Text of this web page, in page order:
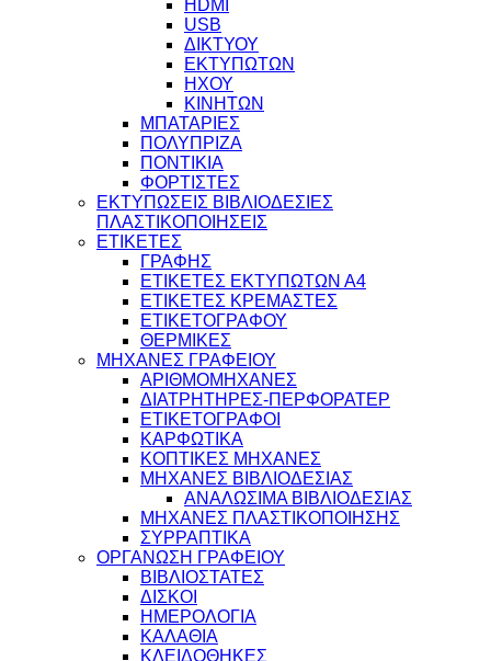
HDMI
USB
ΔΙΚΤΥΟΥ
ΕΚΤΥΠΩΤΩΝ
ΗΧΟΥ
ΚΙΝΗΤΩΝ
ΜΠΑΤΑΡΙΕΣ
ΠΟΛΥΠΡΙΖΑ
ΠΟΝΤΙΚΙΑ
ΦΟΡΤΙΣΤΕΣ
ΕΚΤΥΠΩΣΕΙΣ ΒΙΒΛΙΟΔΕΣΙΕΣ
ΠΛΑΣΤΙΚΟΠΟΙΗΣΕΙΣ
ΕΤΙΚΕΤΕΣ
ΓΡΑΦΗΣ
ΕΤΙΚΕΤΕΣ ΕΚΤΥΠΩΤΩΝ Α4
ΕΤΙΚΕΤΕΣ ΚΡΕΜΑΣΤΕΣ
ΕΤΙΚΕΤΟΓΡΑΦΟΥ
ΘΕΡΜΙΚΕΣ
ΜΗΧΑΝΕΣ ΓΡΑΦΕΙΟΥ
ΑΡΙΘΜΟΜΗΧΑΝΕΣ
ΔΙΑΤΡΗΤΗΡΕΣ-ΠΕΡΦΟΡΑΤΕΡ
ΕΤΙΚΕΤΟΓΡΑΦΟΙ
ΚΑΡΦΩΤΙΚΑ
ΚΟΠΤΙΚΕΣ ΜΗΧΑΝΕΣ
ΜΗΧΑΝΕΣ ΒΙΒΛΙΟΔΕΣΙΑΣ
ΑΝΑΛΩΣΙΜΑ ΒΙΒΛΙΟΔΕΣΙΑΣ
ΜΗΧΑΝΕΣ ΠΛΑΣΤΙΚΟΠΟΙΗΣΗΣ
ΣΥΡΡΑΠΤΙΚΑ
ΟΡΓΑΝΩΣΗ ΓΡΑΦΕΙΟΥ
ΒΙΒΛΙΟΣΤΑΤΕΣ
ΔΙΣΚΟΙ
ΗΜΕΡΟΛΟΓΙΑ
ΚΑΛΑΘΙΑ
ΚΛΕΙΔΟΘΗΚΕΣ